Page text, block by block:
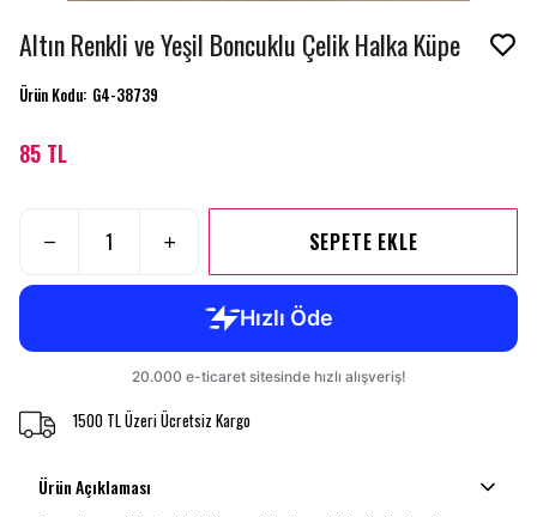
Altın Renkli ve Yeşil Boncuklu Çelik Halka Küpe
Ürün Kodu: G4-38739
85 TL
SEPETE EKLE
1500 TL Üzeri Ücretsiz Kargo
Ürün Açıklaması